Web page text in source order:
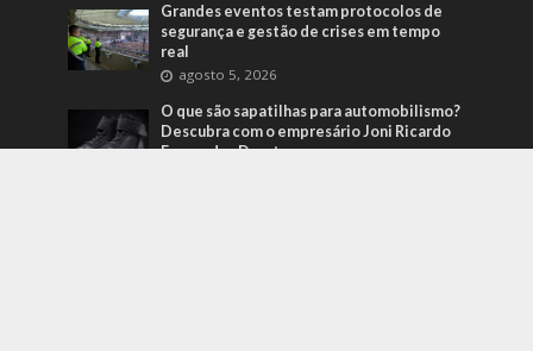
Grandes eventos testam protocolos de
segurança e gestão de crises em tempo
real
agosto 5, 2026
O que são sapatilhas para automobilismo?
Descubra com o empresário Joni Ricardo
Fernandes Duarte